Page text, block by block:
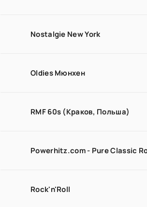
Nostalgie New York
Oldies Мюнхен
RMF 60s (Краков, Польша)
Powerhitz.com - Pure Classic
Rock'n'Roll